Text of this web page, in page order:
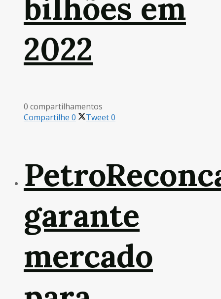
bilhões em
2022
0 compartilhamentos
Compartilhe 0 Tweet0
garante
mercado